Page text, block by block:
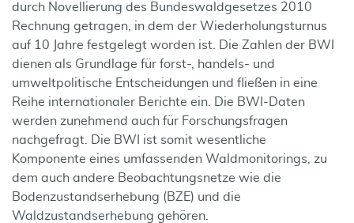
durch Novellierung des Bundeswaldgesetzes 2010
Rechnung getragen, in dem der Wiederholungsturnus
auf 10 Jahre festgelegt worden ist. Die Zahlen der BWI
dienen als Grundlage für forst-, handels- und
umweltpolitische Entscheidungen und fließen in eine
Reihe internationaler Berichte ein. Die BWI-Daten
werden zunehmend auch für Forschungsfragen
nachgefragt. Die BWI ist somit wesentliche
Komponente eines umfassenden Waldmonitorings, zu
dem auch andere Beobachtungsnetze wie die
Bodenzustandserhebung (BZE) und die
Waldzustandserhebung gehören.